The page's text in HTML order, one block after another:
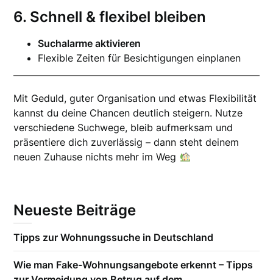
6. Schnell & flexibel bleiben
Suchalarme aktivieren
Flexible Zeiten für Besichtigungen einplanen
Mit Geduld, guter Organisation und etwas Flexibilität
kannst du deine Chancen deutlich steigern. Nutze
verschiedene Suchwege, bleib aufmerksam und
präsentiere dich zuverlässig – dann steht deinem
neuen Zuhause nichts mehr im Weg
Neueste Beiträge
Tipps zur Wohnungssuche in Deutschland
Wie man Fake-Wohnungsangebote erkennt – Tipps